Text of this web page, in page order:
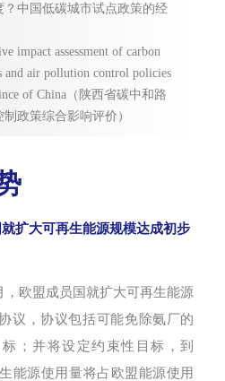
？中国低碳城市试点政策的经
impact assessment of carbon
and air pollution control policies
of China（陕西省碳中和路
政策综合影响评价）
扩大可再生能源规模达成初步
，欧盟成员国就扩大可再生能源
议，协议包括可能免除氨厂的
；并将设定约束性目标，到
能源使用量将占欧盟能源使用